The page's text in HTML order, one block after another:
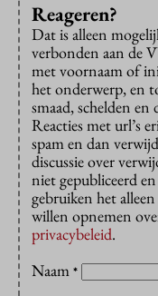
Reageren?
Dat is alleen
verbonden aan de
met voornaam of
het onderwerp, en
smaad, schelden
Reacties met url’s
spam en dan
discussie over
niet gepubliceerd
gebruiken het
willen opnemen
privacybeleid.
Naam *